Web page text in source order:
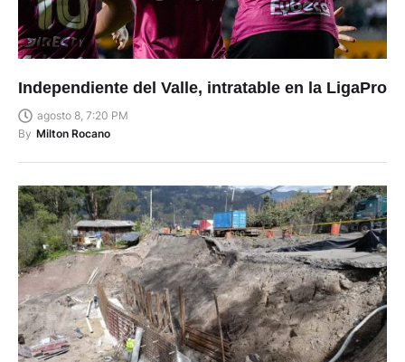
Independiente del Valle, intratable en la LigaPro
agosto 8, 7:20 PM
By Milton Rocano